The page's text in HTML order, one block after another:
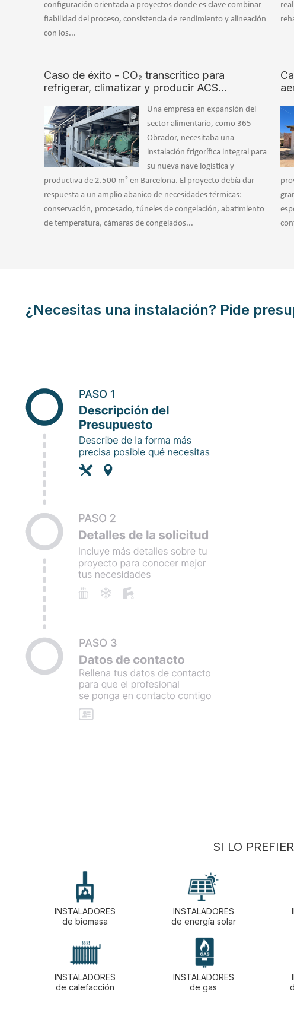
configuración orientada a proyectos donde es clave combinar
fiabilidad del proceso, consistencia de rendimiento y alineación
con los...
Caso de éxito - CO₂ transcrítico para
refrigerar, climatizar y producir ACS…
Una empresa en expansión del
sector alimentario, como 365
Obrador, necesitaba una
instalación frigorífica integral para
su nueva nave logística y
productiva de 2.500 m² en Barcelona. El proyecto debía dar
respuesta a un amplio abanico de necesidades térmicas:
conservación, procesado, túneles de congelación, abatimiento
de temperatura, cámaras de congelados...
¿Necesitas una instalación? Pide
SI LO
INSTALADORES
de biomasa
INSTALADORES
de energía solar
INSTALADORES
de calefacción
INSTALADORES
de gas